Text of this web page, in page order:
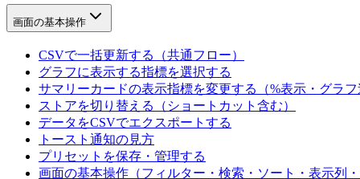
画面の基本操作
CSVで一括更新する（共通フロー）
グラフに表示する指標を選択する
サマリーカードの表示指標を変更する（%表示・グラフ
ストアを切り替える（ショートカット含む）
データをCSVでエクスポートする
トースト通知の見方
プリセットを保存・管理する
画面の基本操作（フィルター・検索・ソート・表示列・